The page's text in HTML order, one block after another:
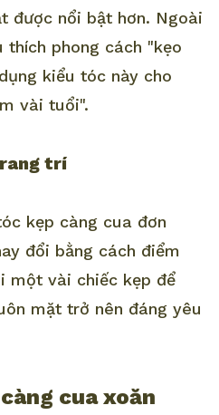
được nổi bật hơn. Ngoài
thích phong cách "kẹo
kiểu tóc này cho
vài tuổi".
trí
kẹp càng cua đơn
đổi bằng cách điểm
một vài chiếc kẹp để
mặt trở nên đáng yêu
cua xoăn